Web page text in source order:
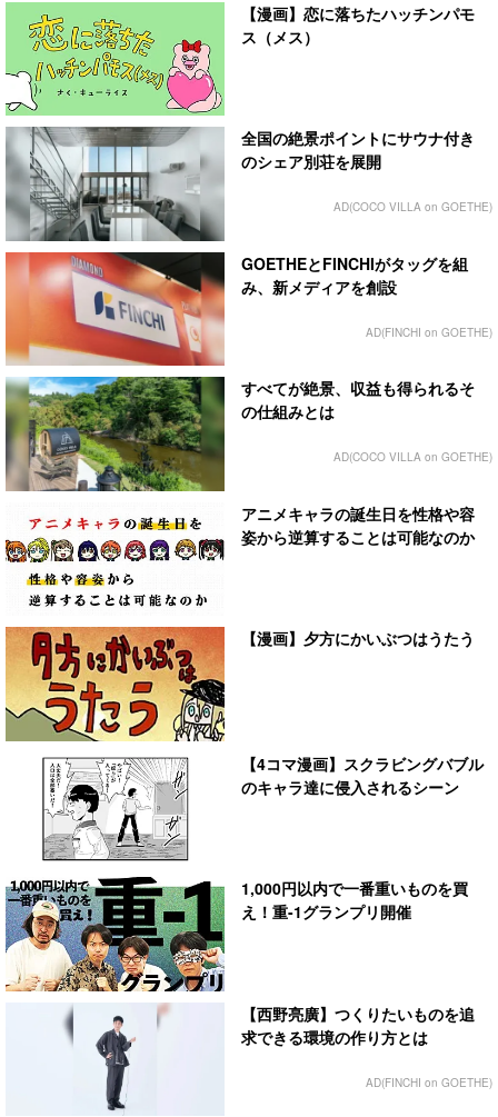
【漫画】恋に落ちたハッチンパモ
ス（メス）
全国の絶景ポイントにサウナ付き
のシェア別荘を展開
AD(COCO VILLA on GOETHE)
GOETHEとFINCHIがタッグを組
み、新メディアを創設
AD(FINCHI on GOETHE)
すべてが絶景、収益も得られるそ
の仕組みとは
AD(COCO VILLA on GOETHE)
アニメキャラの誕生日を性格や容
姿から逆算することは可能なのか
【漫画】夕方にかいぶつはうたう
【4コマ漫画】スクラビングバブル
のキャラ達に侵入されるシーン
1,000円以内で一番重いものを買
え！重-1グランプリ開催
【西野亮廣】つくりたいものを追
求できる環境の作り方とは
AD(FINCHI on GOETHE)